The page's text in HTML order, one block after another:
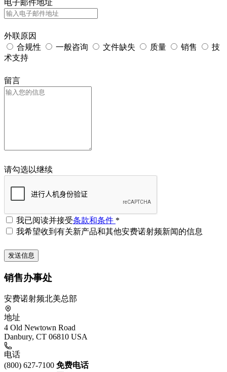
电子邮件地址
外联原因
合规性
一般咨询 文件缺失 质量 销售
技
术支持
留言
请勾选以继续
我已阅读并接受条款和条件 *
我希望收到有关新产品和其他安费诺射频新闻的信息
销售办事处
安费诺射频北美总部
地址
4 Old Newtown Road
Danbury, CT 06810 USA
电话
(800) 627-7100 免费电话